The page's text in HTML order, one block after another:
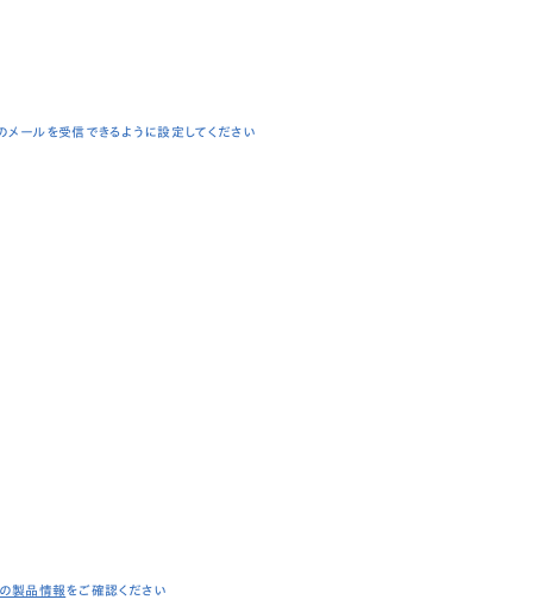
ールを受信できるように設定してください
製品情報をご確認ください